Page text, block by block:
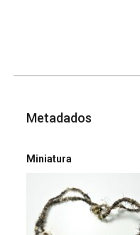
Metadados
Miniatura